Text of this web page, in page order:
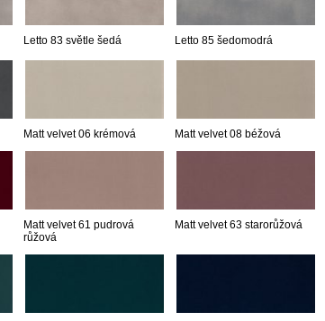
Letto 83 světle šedá Letto 85 šedomodrá
Matt velvet 06 krémová Matt velvet 08 béžová
Matt velvet 61 pudrová
růžová
Matt velvet 63 starorůžová